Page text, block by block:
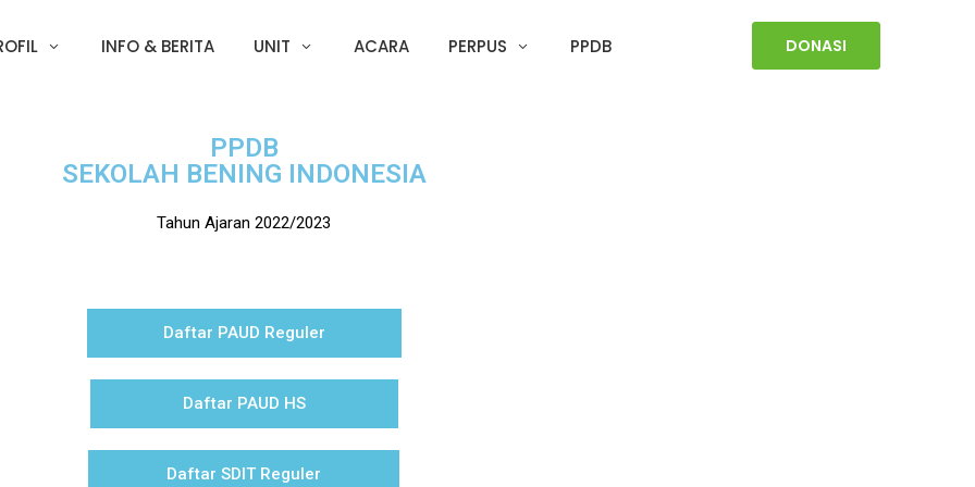
INFO & BERITA UNIT ACARA PERPUS PPDB DONASI
PPDB
SEKOLAH BENING INDONESIA
Tahun Ajaran 2022/2023
Daftar PAUD Reguler
Daftar PAUD HS
Daftar SDIT Reguler